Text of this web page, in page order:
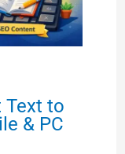
Text to
& PC